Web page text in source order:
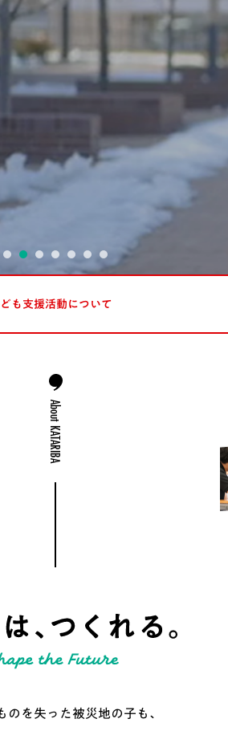
ジでわかる
も支援活動について
About KATARIBA
のを失った被災地の子も、